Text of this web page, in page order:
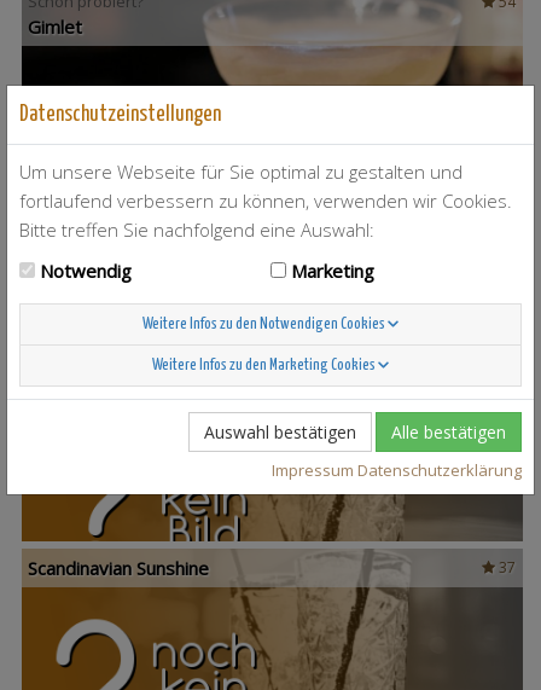
Gimlet
37
Scandinavian Sunshine
Datenschutzeinstellungen
Um unsere Webseite für Sie optimal zu gestalten und
fortlaufend verbessern zu können, verwenden wir Cookies.
Bitte treffen Sie nachfolgend eine Auswahl:
Notwendig
Marketing
Weitere Infos zu den Notwendigen Cookies
Weitere Infos zu den Marketing Cookies
Auswahl bestätigen Alle bestätigen
Impressum Datenschutzerklärung